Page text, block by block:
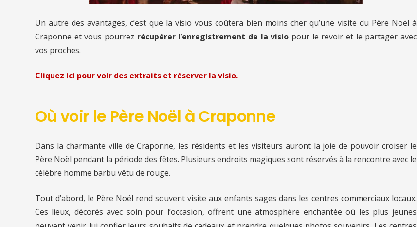
Un autre des avantages, c’est que la visio vous coûtera bien moins cher qu’une visite du Père Noël à
Craponne et vous pourrez récupérer l’enregistrement de la visio pour le revoir et le partager avec
vos proches.
Cliquez ici pour voir des extraits et réserver la visio.
Où voir le Père Noël à Craponne
Dans la charmante ville de Craponne, les résidents et les visiteurs auront la joie de pouvoir croiser le
Père Noël pendant la période des fêtes. Plusieurs endroits magiques sont réservés à la rencontre avec le
célèbre homme barbu vêtu de rouge.
Tout d’abord, le Père Noël rend souvent visite aux enfants sages dans les centres commerciaux locaux.
Ces lieux, décorés avec soin pour l’occasion, offrent une atmosphère enchantée où les plus jeunes